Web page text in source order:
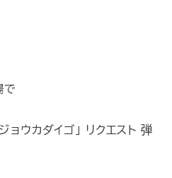
で
ョウカダイゴ」 リクエスト 弾